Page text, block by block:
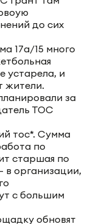
до сих
17а/15 много
устарела, и
жители.
за
ТОС
тос*. Сумма
по
старшая по
в организации,
с большим
обновят